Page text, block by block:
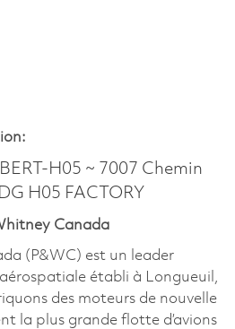
H05 ~ 7007 Chemin
H05 FACTORY
Canada
(P&WC) est un leader
établi à Longueuil,
des moteurs de nouvelle
la plus grande flotte d’avions